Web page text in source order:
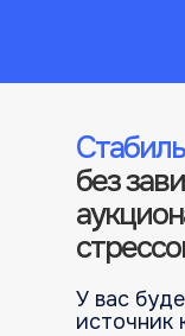
без
У вас
источник